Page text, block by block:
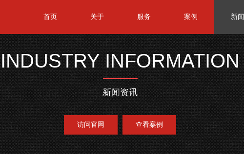
首页 关于 服务 案例 新闻
INDUSTRY INFORMATION
新闻资讯
访问官网 查看案例